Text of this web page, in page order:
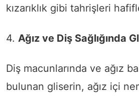
kızarıklık gibi tahrişleri
4. Ağız ve Diş Sağlığında
Diş macunlarında ve ağız
bulunan gliserin, ağız içi